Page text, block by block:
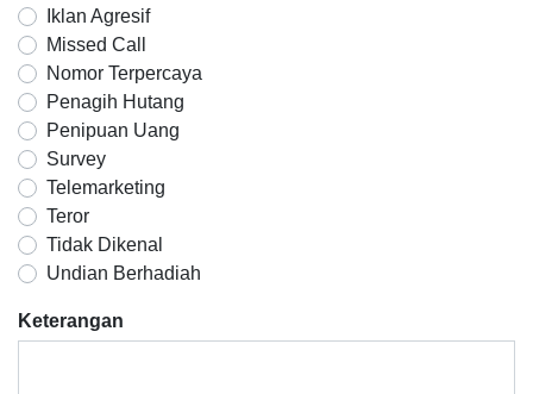
Iklan Agresif
Missed Call
Nomor Terpercaya
Penagih Hutang
Penipuan Uang
Survey
Telemarketing
Teror
Tidak Dikenal
Undian Berhadiah
Keterangan